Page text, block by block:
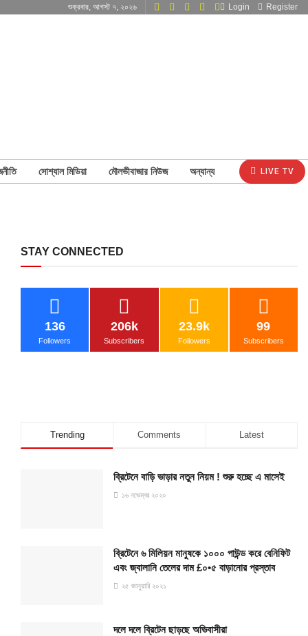
শুক্রবার, আগস্ট ৭, ২০২৬ Login Register
সোশ্যাল মিডিয়া মৌলভীবাজার নিউজ অন্যান্য LIVE TV
STAY CONNECTED
136
Followers
206k
Subscribers
23.9k
Followers
99
Subscribers
Trending Comments Latest
ব্রিটেনে বাড়ি ভাড়ার নতুন নিয়ম ! শুরু হচ্ছে এ মাসেই
১৬ নভেম্বর ২০২০
ব্রিটেনে ৬ মিলিয়ন মানুষকে ১০০০ পাউন্ড করে বেনিফিট
এবং জ্বালানি তেলের দাম £০•৫ বাড়ানোর প্রস্তাব
২৫ জানুয়ারি ২০২১
দলে দলে ব্রিটেন ছাড়ছে অভিবাসীরা